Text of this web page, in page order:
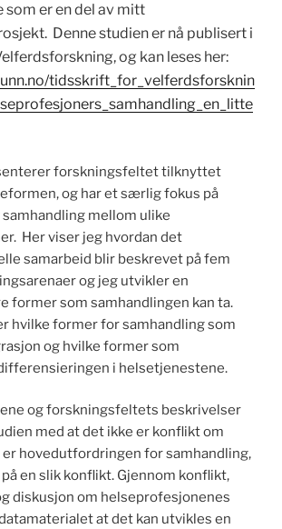
er en del av mitt
Denne studien er nå publisert i
og kan leses her:
tidsskrift_for_velferdsforsknin
forskningsfeltet tilknyttet
og har et særlig fokus på
mellom ulike
Her viser jeg hvordan det
samarbeid blir beskrevet på fem
og jeg utvikler en
former som samhandlingen kan ta.
hvilke former for samhandling som
og hvilke former som
i helsetjenestene.
og forskningsfeltets beskrivelser
med at det ikke er konflikt om
hovedutfordringen for samhandling,
en slik konflikt. Gjennom konflikt,
diskusjon om helseprofesjonenes
at det kan utvikles en